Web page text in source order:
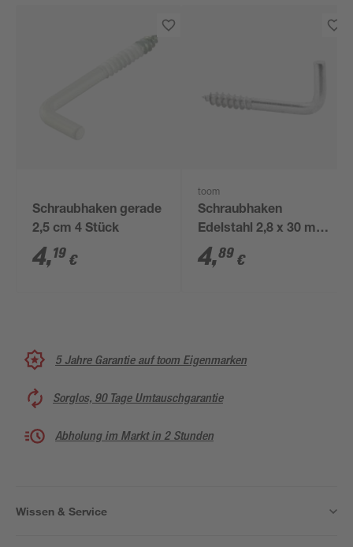
Schraubhaken gerade
2,5 cm 4 Stück
4,19 €
toom
Schraubhaken
Edelstahl 2,8 x 30 mm
4 Stück
4,89 €
5 Jahre Garantie auf toom Eigenmarken
Sorglos, 90 Tage Umtauschgarantie
Abholung im Markt in 2 Stunden
Wissen & Service